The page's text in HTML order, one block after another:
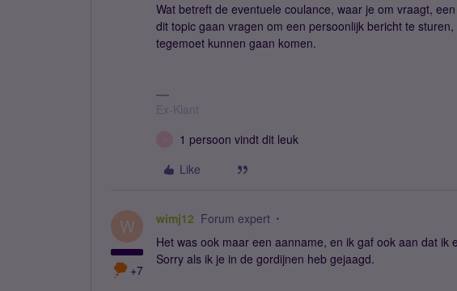
Wat betreft de eventuele coulance, waar je om vraagt,
dit topic gaan vragen om een persoonlijk bericht te
tegemoet kunnen gaan komen.
Ex-Klant
1 persoon vindt dit leuk
Like
W
+7
wimj12 Forum expert
Het was ook maar een aanname, en ik gaf ook aan dat ik
Sorry als ik je in de gordijnen heb gejaagd.